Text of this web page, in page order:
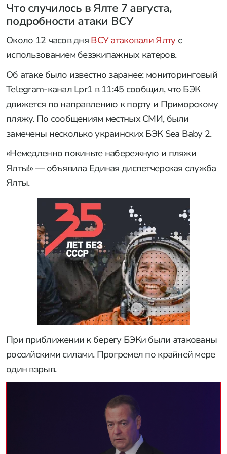
Что случилось в Ялте 7 августа,
подробности атаки ВСУ
Около 12 часов дня ВСУ атаковали Ялтус
использованием безэкипажных катеров.
Об атаке было известно заранее: мониторинговый
Telegram-канал Lpr1 в 11:45 сообщил, что БЭК
движется по направлению к порту и Приморскому
пляжу. По сообщениям местных СМИ, были
замечены несколько украинских БЭК Sea Baby 2.
«Немедленно покиньте набережную и пляжи
Ялты!» — объявила Единая диспетчерская служба
Ялты.
При приближении к берегу БЭКи были атакованы
российскими силами. Прогремел по крайней мере
один взрыв.